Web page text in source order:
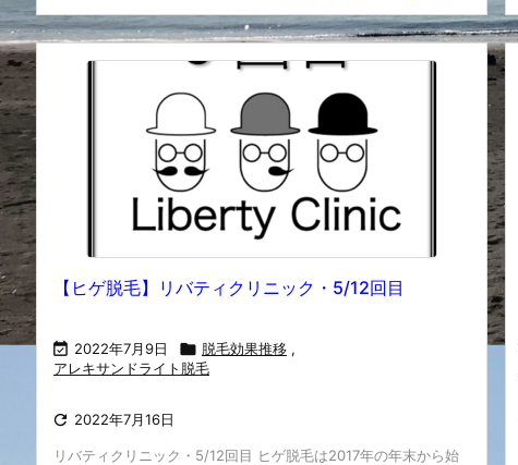
【ヒゲ脱毛】リバティクリニック・5/12回目
 2022年7月9日  脱毛効果推移 ,
アレキサンドライト脱毛
 2022年7月16日
リバティクリニック・5/12回目 ヒゲ脱毛は2017年の年末から始